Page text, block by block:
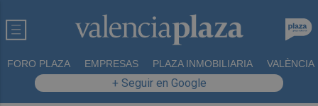
FORO PLAZA EMPRESAS PLAZA INMOBILIARIA VALÈNCIA
+ Seguir en Google